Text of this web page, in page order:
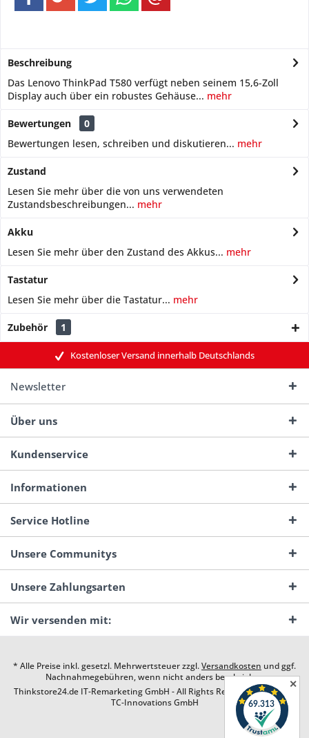
Beschreibung
Das Lenovo ThinkPad T580 verfügt neben seinem 15,6-Zoll
Display auch über ein robustes Gehäuse... mehr
Bewertungen
0
Bewertungen lesen, schreiben und diskutieren... mehr
Zustand
Lesen Sie mehr über die von uns verwendeten
Zustandsbeschreibungen... mehr
Akku
Lesen Sie mehr über den Zustand des Akkus... mehr
Tastatur
Lesen Sie mehr über die Tastatur... mehr
Zubehör 1
Kostenloser Versand innerhalb Deutschlands
Newsletter
Über uns
Kundenservice
Informationen
Service Hotline
Unsere Communitys
Unsere Zahlungsarten
Wir versenden mit:
* Alle Preise inkl. gesetzl. Mehrwertsteuer zzgl.Versandkosten und ggf.
Nachnahmegebühren, wenn nicht anders beschrieben
Thinkstore24.de IT-Remarketing GmbH - All Rights Reserved. Design by
TC-Innovations GmbH
✕